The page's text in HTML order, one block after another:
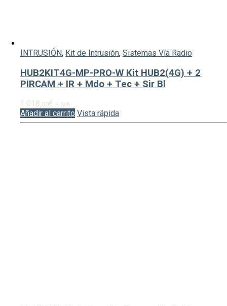
INTRUSIÓN, Kit de Intrusión, Sistemas Vía Radio
HUB2KIT4G-MP-PRO-W Kit HUB2(4G) + 2
PIRCAM + IR + Mdo + Tec + Sir Bl
1.018,00€ + IVA
Añadir al carrito Vista rápida